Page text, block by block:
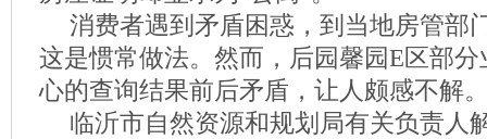
消费者遇到矛盾困惑，到当地房管部
这是惯常做法。然而，后园馨园E区部
心的查询结果前后矛盾，让人颇感不解
临沂市自然资源和规划局有关负责人